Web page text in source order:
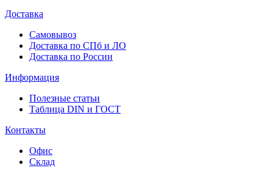
Доставка
Самовывоз
Доставка по СПб и ЛО
Доставка по России
Информация
Полезные статьи
Таблица DIN и ГОСТ
Контакты
Офис
Склад